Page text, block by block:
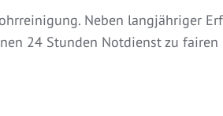
Neben langjähriger
24 Stunden Notdienst zu fairen